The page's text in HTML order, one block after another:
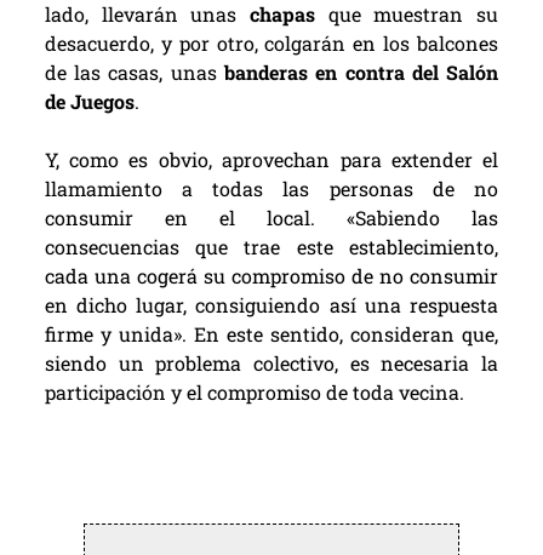
lado, llevarán unas chapas que muestran su
desacuerdo, y por otro, colgarán en los balcones
de las casas, unasbanderas en contra del Salón
de Juegos.
Y, como es obvio, aprovechan para extender el
llamamiento a todas las personas de no
consumir en el local. «Sabiendo las
consecuencias que trae este establecimiento,
cada una cogerá su compromiso de no consumir
en dicho lugar, consiguiendo así una respuesta
firme y unida». En este sentido, consideran que,
siendo un problema colectivo, es necesaria la
participación y el compromiso de toda vecina.